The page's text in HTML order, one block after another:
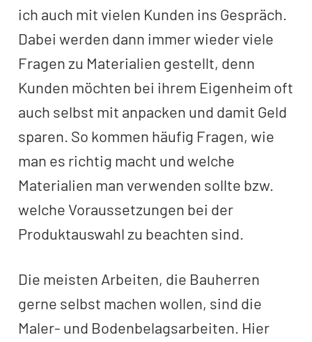
ich auch mit vielen Kunden ins Gespräch.
Dabei werden dann immer wieder viele
Fragen zu Materialien gestellt, denn
Kunden möchten bei ihrem Eigenheim oft
auch selbst mit anpacken und damit Geld
sparen. So kommen häufig Fragen, wie
man es richtig macht und welche
Materialien man verwenden sollte bzw.
welche Voraussetzungen bei der
Produktauswahl zu beachten sind.
Die meisten Arbeiten, die Bauherren
gerne selbst machen wollen, sind die
Maler- und Bodenbelagsarbeiten. Hier